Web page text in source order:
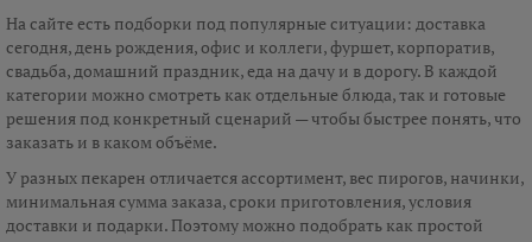
На сайте есть подборки под популярные ситуации: доставка
сегодня, день рождения, офис и коллеги, фуршет, корпоратив,
свадьба, домашний праздник, еда на дачу и в дорогу. В каждой
категории можно смотреть как отдельные блюда, так и готовые
решения под конкретный сценарий — чтобы быстрее понять, что
заказать и в каком объёме.
У разных пекарен отличается ассортимент, вес пирогов, начинки,
минимальная сумма заказа, сроки приготовления, условия
доставки и подарки. Поэтому можно подобрать как простой